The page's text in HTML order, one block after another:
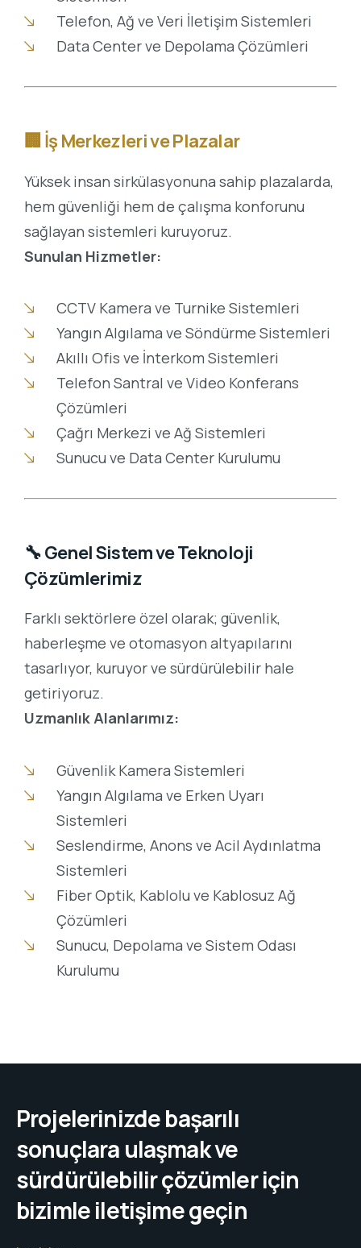
Telefon, Ağ ve Veri İletişim Sistemleri
Data Center ve Depolama Çözümleri
🏢İş Merkezleri ve Plazalar
Yüksek insan sirkülasyonuna sahip plazalarda,
hem güvenliği hem de çalışma konforunu
sağlayan sistemleri kuruyoruz.
Sunulan Hizmetler:
CCTV Kamera ve Turnike Sistemleri
Yangın Algılama ve Söndürme Sistemleri
Akıllı Ofis ve İnterkom Sistemleri
Telefon Santral ve Video Konferans
Çözümleri
Çağrı Merkezi ve Ağ Sistemleri
Sunucu ve Data Center Kurulumu
🔧Genel Sistem ve Teknoloji
Çözümlerimiz
Farklı sektörlere özel olarak; güvenlik,
haberleşme ve otomasyon altyapılarını
tasarlıyor, kuruyor ve sürdürülebilir hale
getiriyoruz.
Uzmanlık Alanlarımız:
Güvenlik Kamera Sistemleri
Yangın Algılama ve Erken Uyarı
Sistemleri
Seslendirme, Anons ve Acil Aydınlatma
Sistemleri
Fiber Optik, Kablolu ve Kablosuz Ağ
Çözümleri
Sunucu, Depolama ve Sistem Odası
Kurulumu
Projelerinizde başarılı
sonuçlara ulaşmak ve
sürdürülebilir çözümler için
bizimle iletişime geçin